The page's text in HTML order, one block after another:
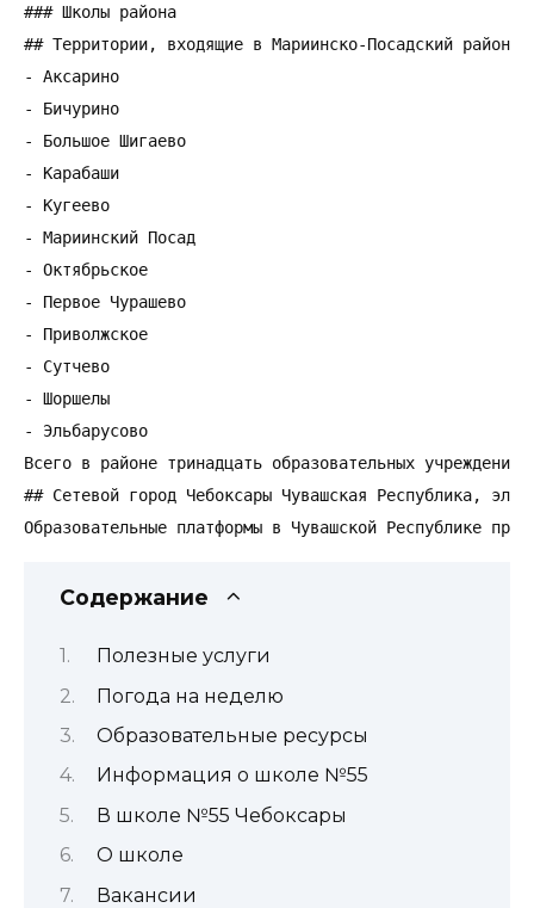
### Школы района
## Территории, входящие в Мариинско-Посадский район
- Аксарино
- Бичурино
- Большое Шигаево
- Карабаши
- Кугеево
- Мариинский Посад
- Октябрьское
- Первое Чурашево
- Приволжское
- Сутчево
- Шоршелы
- Эльбарусово
Всего в районе тринадцать образовательных учреждений.
## Сетевой город Чебоксары Чувашская Республика,
Образовательные платформы в Чувашской Республике
Содержание
Полезные услуги
Погода на неделю
Образовательные ресурсы
Информация о школе №55
В школе №55 Чебоксары
О школе
Вакансии